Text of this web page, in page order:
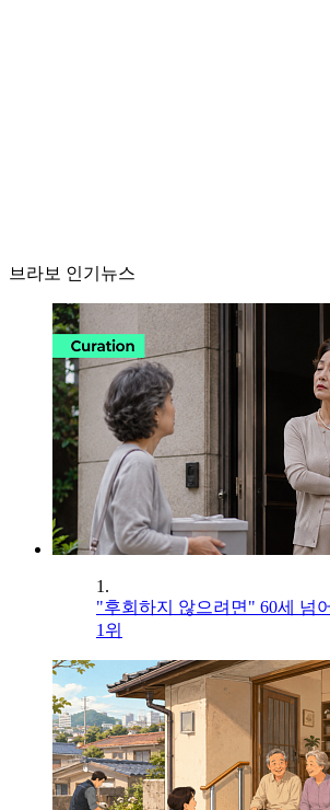
브라보 인기뉴스
1.
"후회하지 않으려면" 60세 넘
1위